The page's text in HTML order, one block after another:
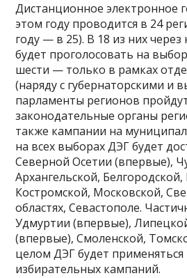
Дистанционное электронное
этом году проводится в 24
году — в 25). В 18 из них
будет проголосовать на
шести — только в рамках
(наряду с губернаторскими и
парламенты регионов
законодательные органы
также кампании на
на всех выборах ДЭГ будет
Северной Осетии (впервые),
Архангельской, Белгородской,
Костромской, Московской,
областях, Севастополе.
Удмуртии (впервые),
(впервые), Смоленской,
целом ДЭГ будет применяться
избирательных кампаний.